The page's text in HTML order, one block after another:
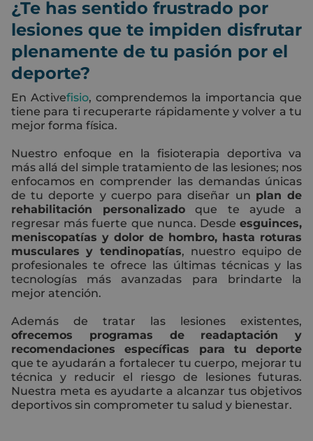
¿Te has sentido frustrado por
lesiones que te impiden disfrutar
plenamente de tu pasión por el
deporte?
En Activefisio, comprendemos la importancia que
tiene para ti recuperarte rápidamente y volver a tu
mejor forma física.
Nuestro enfoque en la fisioterapia deportiva va
más allá del simple tratamiento de las lesiones; nos
enfocamos en comprender las demandas únicas
de tu deporte y cuerpo para diseñar un plan de
rehabilitación personalizadoque te ayude a
regresar más fuerte que nunca. Desdeesguinces,
meniscopatías y dolor de hombro, hasta roturas
musculares y tendinopatías, nuestro equipo de
profesionales te ofrece las últimas técnicas y las
tecnologías más avanzadas para brindarte la
mejor atención.
Además de tratar las lesiones existentes,
ofrecemos programas de readaptación y
recomendaciones específicas para tu deporte
que te ayudarán a fortalecer tu cuerpo, mejorar tu
técnica y reducir el riesgo de lesiones futuras.
Nuestra meta es ayudarte a alcanzar tus objetivos
deportivos sin comprometer tu salud y bienestar.